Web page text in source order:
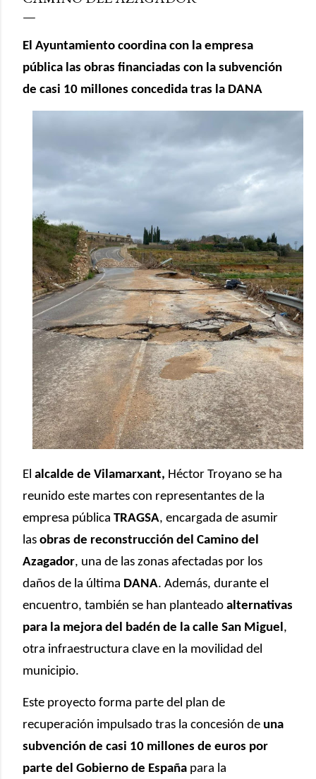
El Ayuntamiento coordina con la empresa
pública las obras financiadas con la subvención
de casi 10 millones concedida tras la DANA
El alcalde de Vilamarxant, Héctor Troyano se ha
reunido este martes con representantes de la
empresa pública TRAGSA, encargada de asumir
las obras de reconstrucción del Camino del
Azagador, una de las zonas afectadas por los
daños de la última DANA. Además, durante el
encuentro, también se han planteado alternativas
para la mejora del badén de la calle San Miguel ,
otra infraestructura clave en la movilidad del
municipio.
Este proyecto forma parte del plan de
recuperación impulsado tras la concesión de una
subvención de casi 10 millones de euros por
parte del Gobierno de España para la